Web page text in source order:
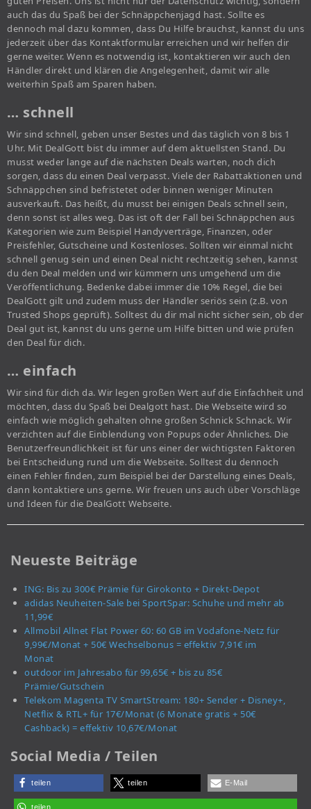
auch das du Spaß bei der Schnäppchenjagd hast. Sollte es
dennoch mal dazu kommen, dass Du Hilfe brauchst, kannst du uns
jederzeit über das Kontaktformular erreichen und wir helfen dir
gerne weiter. Wenn es notwendig ist, kontaktieren wir auch den
Händler direkt und klären die Angelegenheit, damit wir alle
weiterhin Spaß am Sparen haben.
… schnell
Wir sind schnell, geben unser Bestes und das täglich von 8 bis 1
Uhr. Mit DealGott bist du immer auf dem aktuellsten Stand. Du
musst weder lange auf die nächsten Deals warten, noch dich
sorgen, dass du einen Deal verpasst. Viele der Rabattaktionen und
Schnäppchen sind befristetet oder binnen weniger Minuten
ausverkauft. Das heißt, du musst bei einigen Deals schnell sein,
denn sonst ist alles weg. Das ist oft der Fall bei Schnäppchen aus
Kategorien wie zum Beispiel Handyverträge, Finanzen, oder
Preisfehler, Gutscheine und Kostenloses. Sollten wir einmal nicht
schnell genug sein und einen Deal nicht rechtzeitig sehen, kannst
du den Deal melden und wir kümmern uns umgehend um die
Veröffentlichung. Bedenke dabei immer die 10% Regel, die bei
DealGott gilt und zudem muss der Händler seriös sein (z.B. von
Trusted Shops geprüft). Solltest du dir mal nicht sicher sein, ob der
Deal gut ist, kannst du uns gerne um Hilfe bitten und wie prüfen
den Deal für dich.
… einfach
Wir sind für dich da. Wir legen großen Wert auf die Einfachheit und
möchten, dass du Spaß bei Dealgott hast. Die Webseite wird so
einfach wie möglich gehalten ohne großen Schnick Schnack. Wir
verzichten auf die Einblendung von Popups oder Ähnliches. Die
Benutzerfreundlichkeit ist für uns einer der wichtigsten Faktoren
bei Entscheidung rund um die Webseite. Solltest du dennoch
einen Fehler finden, zum Beispiel bei der Darstellung eines Deals,
dann kontaktiere uns gerne. Wir freuen uns auch über Vorschläge
und Ideen für die DealGott Webseite.
Neueste Beiträge
ING: Bis zu 300€ Prämie für Girokonto + Direkt-Depot
adidas Neuheiten-Sale bei SportSpar: Schuhe und mehr ab
11,99€
Allmobil Allnet Flat Power 60: 60 GB im Vodafone-Netz für
9,99€/Monat + 50€ Wechselbonus = effektiv 7,91€ im
Monat
outdoor im Jahresabo für 99,65€ + bis zu 85€
Prämie/Gutschein
Telekom Magenta TV SmartStream: 180+ Sender + Disney+,
Netflix & RTL+ für 17€/Monat (6 Monate gratis + 50€
Cashback) = effektiv 10,67€/Monat
Social Media / Teilen
teilen teilen E-Mail
teilen